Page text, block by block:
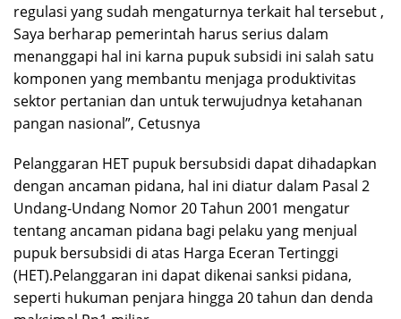
regulasi yang sudah mengaturnya terkait hal tersebut ,
Saya berharap pemerintah harus serius dalam
menanggapi hal ini karna pupuk subsidi ini salah satu
komponen yang membantu menjaga produktivitas
sektor pertanian dan untuk terwujudnya ketahanan
pangan nasional”, Cetusnya
Pelanggaran HET pupuk bersubsidi dapat dihadapkan
dengan ancaman pidana, hal ini diatur dalam Pasal 2
Undang-Undang Nomor 20 Tahun 2001 mengatur
tentang ancaman pidana bagi pelaku yang menjual
pupuk bersubsidi di atas Harga Eceran Tertinggi
(HET).Pelanggaran ini dapat dikenai sanksi pidana,
seperti hukuman penjara hingga 20 tahun dan denda